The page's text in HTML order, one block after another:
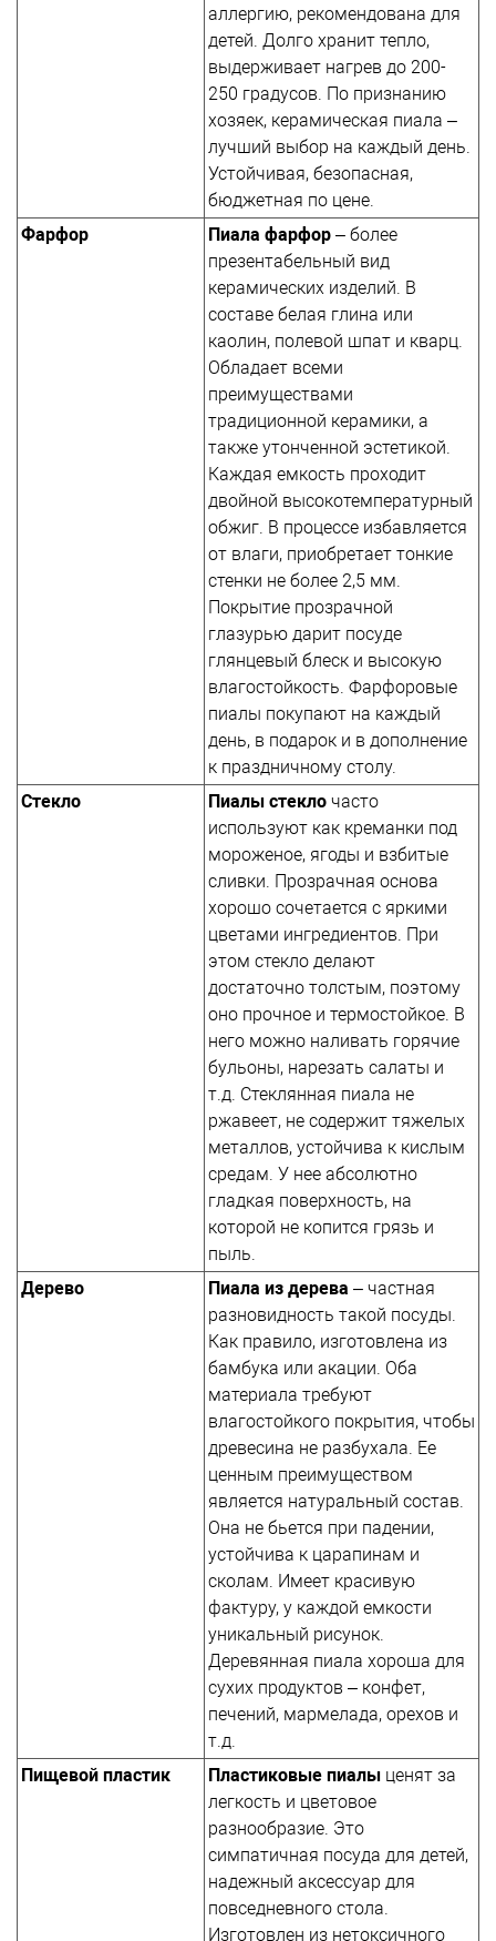
аллергию, рекомендована для
детей. Долго хранит тепло,
выдерживает нагрев до 200-
250 градусов. По признанию
хозяек, керамическая пиала –
лучший выбор на каждый день.
Устойчивая, безопасная,
бюджетная по цене.
Фарфор
Пиала фарфор – более
презентабельный вид
керамических изделий. В
составе белая глина или
каолин, полевой шпат и кварц.
Обладает всеми
преимуществами
традиционной керамики, а
также утонченной эстетикой.
Каждая емкость проходит
двойной высокотемпературный
обжиг. В процессе избавляется
от влаги, приобретает тонкие
стенки не более 2,5 мм.
Покрытие прозрачной
глазурью дарит посуде
глянцевый блеск и высокую
влагостойкость. Фарфоровые
пиалы покупают на каждый
день, в подарок и в дополнение
к праздничному столу.
Стекло
Пиалы стекло часто
используют как креманки под
мороженое, ягоды и взбитые
сливки. Прозрачная основа
хорошо сочетается с яркими
цветами ингредиентов. При
этом стекло делают
достаточно толстым, поэтому
оно прочное и термостойкое. В
него можно наливать горячие
бульоны, нарезать салаты и
т.д. Стеклянная пиала не
ржавеет, не содержит тяжелых
металлов, устойчива к кислым
средам. У нее абсолютно
гладкая поверхность, на
которой не копится грязь и
пыль.
Дерево
Пиала из дерева – частная
разновидность такой посуды.
Как правило, изготовлена из
бамбука или акации. Оба
материала требуют
влагостойкого покрытия, чтобы
древесина не разбухала. Ее
ценным преимуществом
является натуральный состав.
Она не бьется при падении,
устойчива к царапинам и
сколам. Имеет красивую
фактуру, у каждой емкости
уникальный рисунок.
Деревянная пиала хороша для
сухих продуктов – конфет,
печений, мармелада, орехов и
т.д.
Пищевой пластик
Пластиковые пиалы ценят за
легкость и цветовое
разнообразие. Это
симпатичная посуда для детей,
надежный аксессуар для
повседневного стола.
Изготовлен из нетоксичного